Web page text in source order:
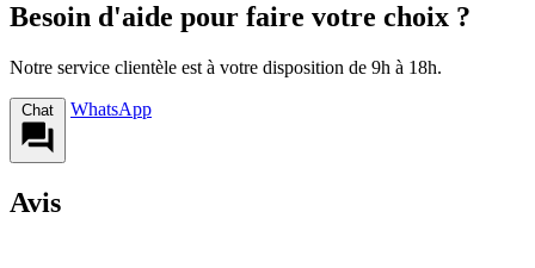
Besoin d'aide pour faire votre choix ?
Notre service clientèle est à votre disposition de 9h à 18h.
Chat WhatsApp
Avis